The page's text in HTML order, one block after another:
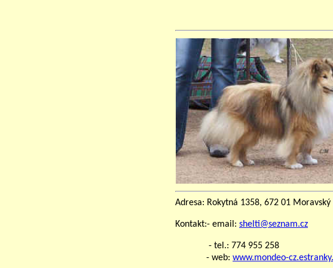
Adresa: Rokytná 1358, 672 01
Kontakt:- email: shelti@seznam.cz
- tel.: 774 955 258
- web: www.mondeo-